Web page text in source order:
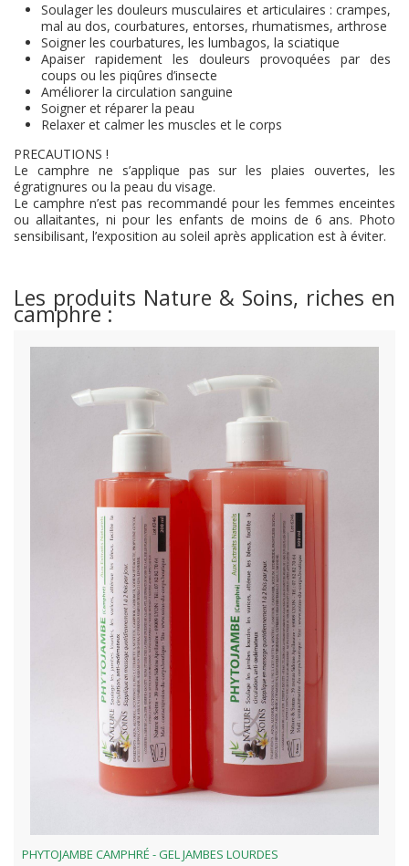
Soulager les douleurs musculaires et articulaires : crampes,
mal au dos, courbatures, entorses, rhumatismes, arthrose
Soigner les courbatures, les lumbagos, la sciatique
Apaiser rapidement les douleurs provoquées par des
coups ou les piqûres d’insecte
Améliorer la circulation sanguine
Soigner et réparer la peau
Relaxer et calmer les muscles et le corps
PRECAUTIONS !
Le camphre ne s’applique pas sur les plaies ouvertes, les
égratignures ou la peau du visage.
Le camphre n’est pas recommandé pour les femmes enceintes
ou allaitantes, ni pour les enfants de moins de 6 ans. Photo
sensibilisant, l’exposition au soleil après application est à éviter.
Les produits Nature & Soins, riches en
camphre :
PHYTOJAMBE CAMPHRÉ - GEL JAMBES LOURDES